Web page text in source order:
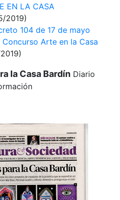
EN LA CASA
2019)
104 de 17 de mayo
Arte en la Casa
la Casa Bardín Diario